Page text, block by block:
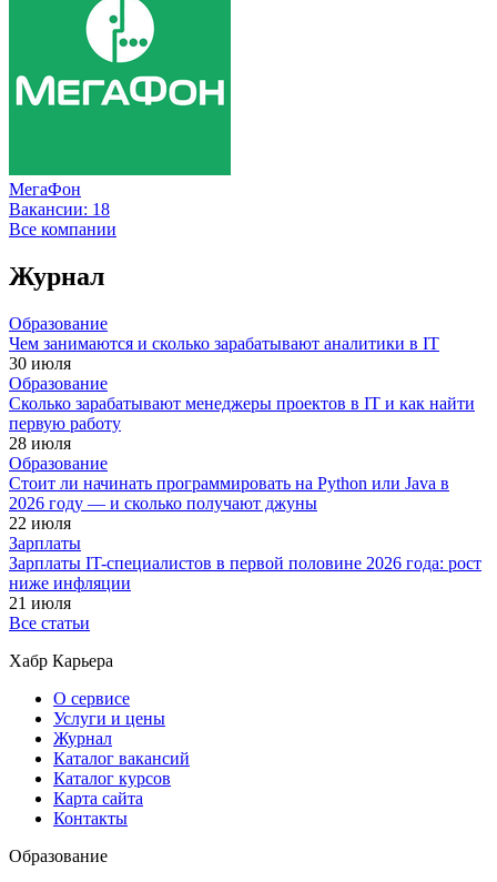
МегаФон
Вакансии: 18
Все компании
Журнал
Образование
Чем занимаются и сколько зарабатывают аналитики в IT
30 июля
Образование
Сколько зарабатывают менеджеры проектов в IT и как найти
первую работу
28 июля
Образование
Стоит ли начинать программировать на Python или Java в
2026 году — и сколько получают джуны
22 июля
Зарплаты
Зарплаты IT-специалистов в первой половине 2026 года: рост
ниже инфляции
21 июля
Все статьи
Хабр Карьера
О сервисе
Услуги и цены
Журнал
Каталог вакансий
Каталог курсов
Карта сайта
Контакты
Образование